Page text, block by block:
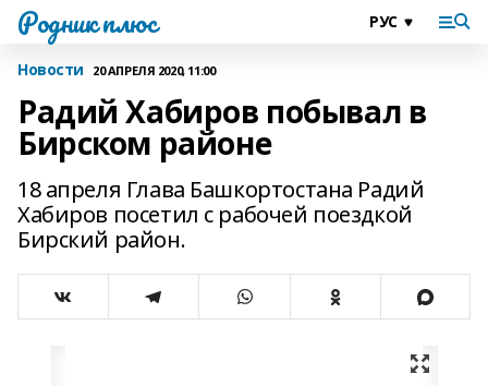
Родник плюс
Новости 20 АПРЕЛЯ 2020, 11:00
Радий Хабиров побывал в
Бирском районе
18 апреля Глава Башкортостана Радий
Хабиров посетил с рабочей поездкой
Бирский район.